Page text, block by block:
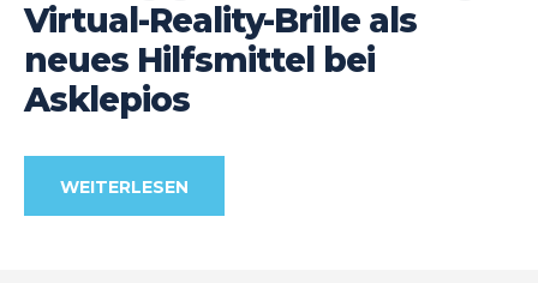
Virtual-Reality-Brille als
neues Hilfsmittel bei
Asklepios
WEITERLESEN